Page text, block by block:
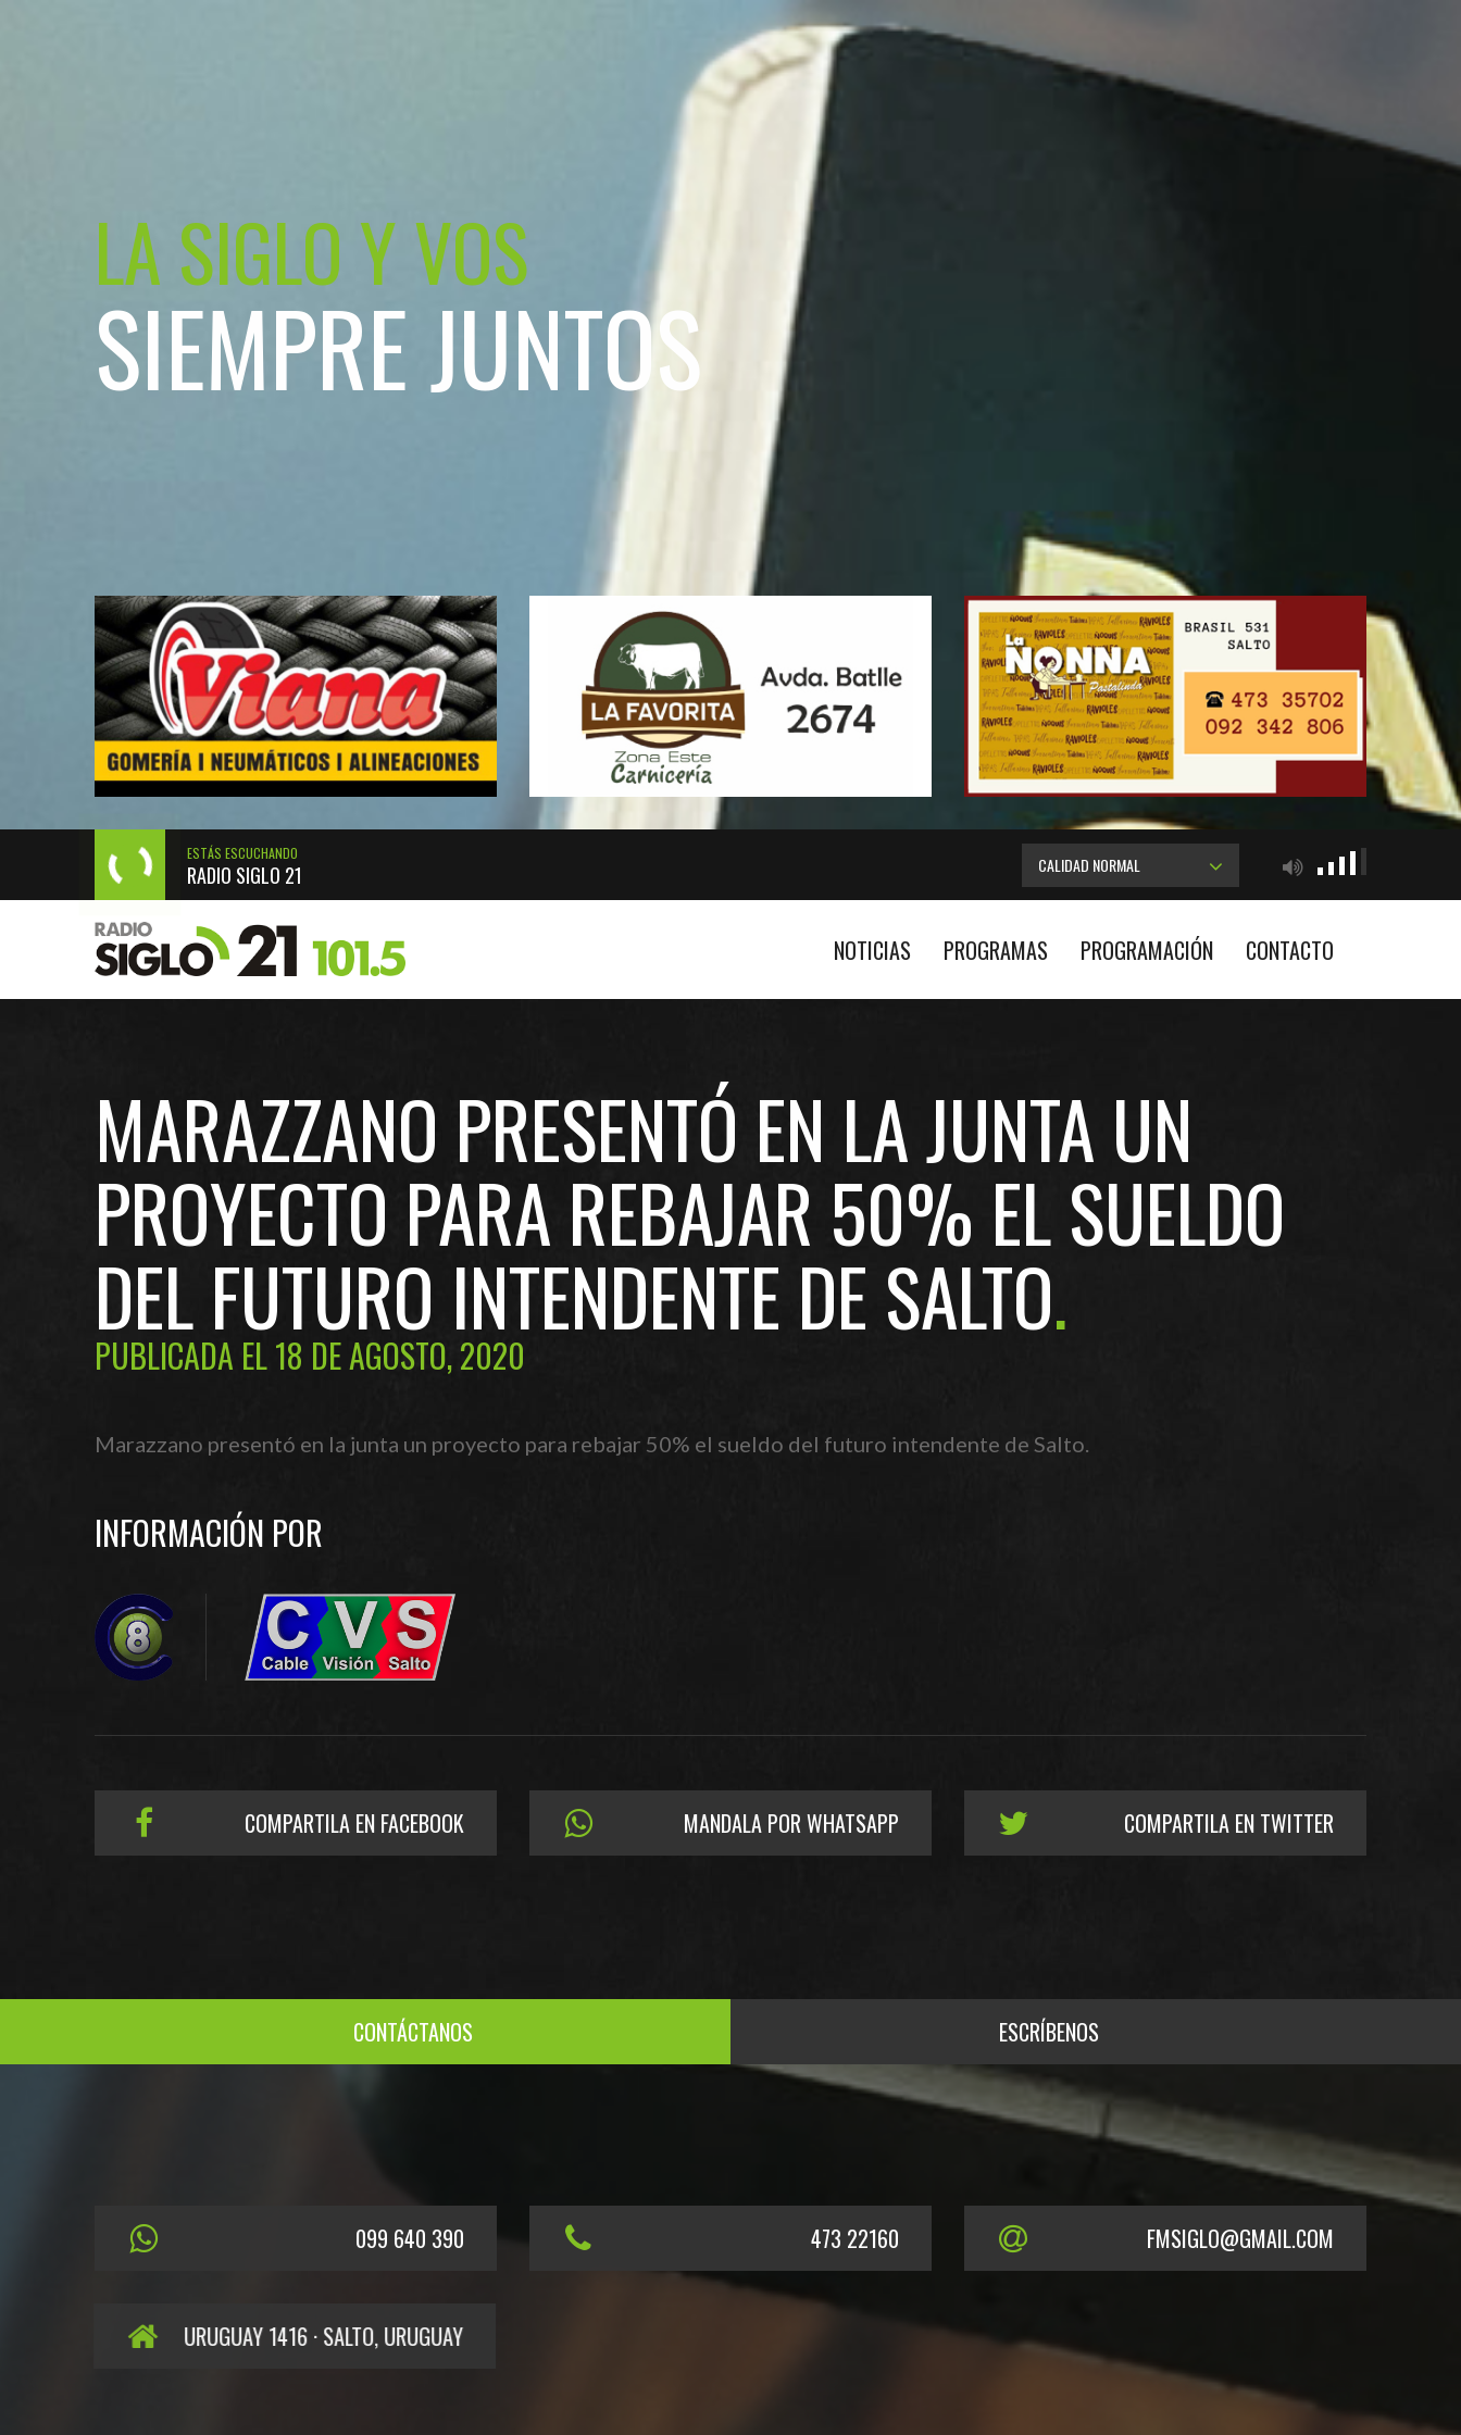
LA SIGLO Y VOS
SIEMPRE JUNTOS
ESTÁS ESCUCHANDO
RADIO SIGLO 21 CALIDAD NORMAL
NOTICIAS PROGRAMAS PROGRAMACIÓN CONTACTO
MARAZZANO PRESENTÓ EN LA JUNTA UN
PROYECTO PARA REBAJAR 50% EL SUELDO
DEL FUTURO INTENDENTE DE SALTO
PUBLICADA EL 18 DE AGOSTO, 2020
Marazzano presentó en la junta un proyecto para rebajar 50% el sueldo del futuro intendente de Salto.
INFORMACIÓN POR
COMPARTILA EN FACEBOOK MANDALA POR WHATSAPP COMPARTILA EN TWITTER
CONTÁCTANOS ESCRÍBENOS
099 640 390 473 22160 FMSIGLO@GMAIL.COM
URUGUAY 1416 · SALTO, URUGUAY